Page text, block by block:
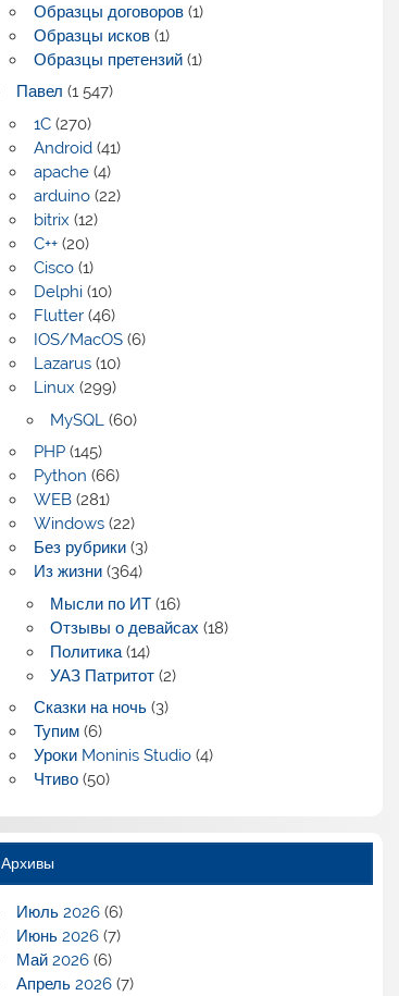
Образцы договоров(1)
Образцы исков(1)
Образцы претензий(1)
Павел (1 547)
1C(270)
Android(41)
apache(4)
arduino(22)
bitrix (12)
C++(20)
Cisco(1)
Delphi(10)
Flutter(46)
IOS/MacOS(6)
Lazarus(10)
Linux (299)
MySQL(60)
PHP(145)
Python (66)
WEB(281)
Windows(22)
Без рубрики(3)
Из жизни(364)
Мысли по ИТ(16)
Отзывы о девайсах (18)
Политика(14)
УАЗ Патритот(2)
Сказки на ночь(3)
Тупим(6)
Уроки Moninis Studio(4)
Чтиво(50)
Архивы
Июль 2026 (6)
Июнь 2026 (7)
Май 2026 (6)
Апрель 2026 (7)